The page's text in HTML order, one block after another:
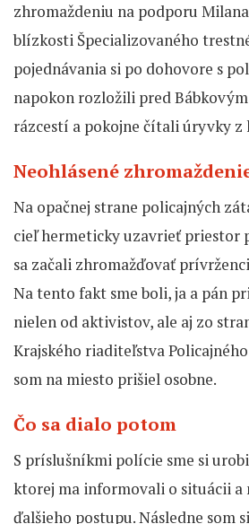
zhromaždeniu na podporu
blízkosti Špecializovaného
pojednávania si po dohovore s
napokon rozložili pred
rázcestí a pokojne čítali úryvky z
Neohlásené
Na opačnej strane policajných
cieľ hermeticky uzavrieť priestor
sa začali zhromažďovať
Na tento fakt sme boli, ja a pán
nielen od aktivistov, ale aj zo
Krajského riaditeľstva
som na miesto prišiel osobne.
Čo sa dialo potom
S príslušníkmi polície sme si
ktorej ma informovali o situácii a
ďalšieho postupu. Následne som